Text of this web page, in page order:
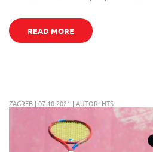
READ MORE
ZAGREB | 07.10.2021 | AUTOR: HTS